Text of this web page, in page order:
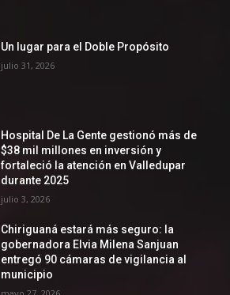
Un lugar para el Doble Propósito
julio 31, 2026
Hospital De La Gente gestionó más de
$38 mil millones en inversión y
fortaleció la atención en Valledupar
durante 2025
julio 3, 2026
Chiriguaná estará más seguro: la
gobernadora Elvia Milena Sanjuan
entregó 90 cámaras de vigilancia al
municipio